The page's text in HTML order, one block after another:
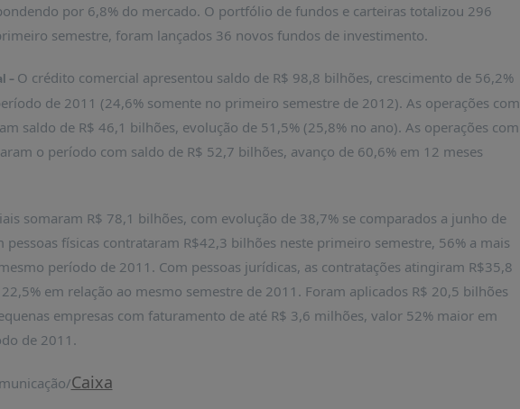
por 6,8% do mercado. O portfólio de fundos e carteiras totalizou 296
semestre, foram lançados 36 novos fundos de investimento.
– O crédito comercial apresentou saldo de R$ 98,8 bilhões, crescimento de 56,2%
de 2011 (24,6% somente no primeiro semestre de 2012). As operações com
saldo de R$ 46,1 bilhões, evolução de 51,5% (25,8% no ano). As operações com
o período com saldo de R$ 52,7 bilhões, avanço de 60,6% em 12 meses
somaram R$ 78,1 bilhões, com evolução de 38,7% se comparados a junho de
pessoas físicas contrataram R$42,3 bilhões neste primeiro semestre, 56% a mais
período de 2011. Com pessoas jurídicas, as contratações atingiram R$35,8
em relação ao mesmo semestre de 2011. Foram aplicados R$ 20,5 bilhões
empresas com faturamento de até R$ 3,6 milhões, valor 52% maior em
de 2011.
Caixa